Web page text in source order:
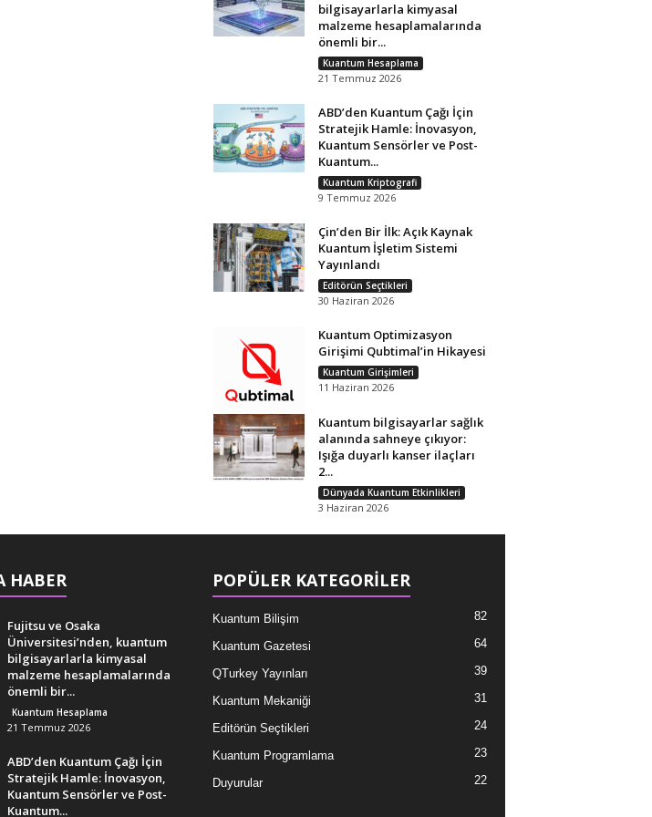
bilgisayarlarla kimyasal
malzeme hesaplamalarında
önemli bir...
Kuantum Hesaplama
21 Temmuz 2026
ABD’den Kuantum Çağı İçin
Stratejik Hamle: İnovasyon,
Kuantum Sensörler ve Post-
Kuantum...
Kuantum Kriptografi
9 Temmuz 2026
Çin’den Bir İlk: Açık Kaynak
Kuantum İşletim Sistemi
Yayınlandı
Editörün Seçtikleri
30 Haziran 2026
Kuantum Optimizasyon
Girişimi Qubtimal’in Hikayesi
Kuantum Girişimleri
11 Haziran 2026
Kuantum bilgisayarlar sağlık
alanında sahneye çıkıyor:
Işığa duyarlı kanser ilaçları
2...
Dünyada Kuantum Etkinlikleri
3 Haziran 2026
HABER
Fujitsu ve Osaka
Üniversitesi’nden, kuantum
bilgisayarlarla kimyasal
malzeme hesaplamalarında
önemli bir...
Kuantum Hesaplama
21 Temmuz 2026
ABD’den Kuantum Çağı İçin
Stratejik Hamle: İnovasyon,
Kuantum Sensörler ve Post-
Kuantum...
POPÜLER KATEGORİLER
Kuantum Bilişim 82
Kuantum Gazetesi 64
QTurkey Yayınları 39
Kuantum Mekaniği 31
Editörün Seçtikleri 24
Kuantum Programlama 23
Duyurular 22